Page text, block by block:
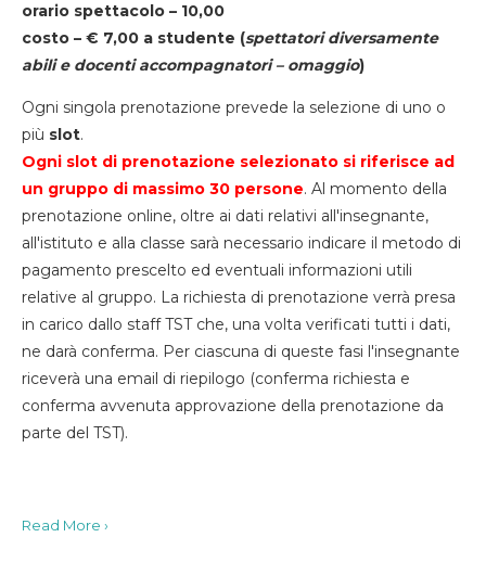
orario spettacolo – 10,00
costo – € 7,00 a studente (spettatori diversamente
abili e docenti accompagnatori – omaggio)
Ogni singola prenotazione prevede la selezione di uno o
più slot.
Ogni slot di prenotazione selezionato si riferisce ad
un gruppo di massimo 30 persone. Al momento della
prenotazione online, oltre ai dati relativi all'insegnante,
all'istituto e alla classe sarà necessario indicare il metodo di
pagamento prescelto ed eventuali informazioni utili
relative al gruppo. La richiesta di prenotazione verrà presa
in carico dallo staff TST che, una volta verificati tutti i dati,
ne darà conferma. Per ciascuna di queste fasi l'insegnante
riceverà una email di riepilogo (conferma richiesta e
conferma avvenuta approvazione della prenotazione da
parte del TST).
Read More ›